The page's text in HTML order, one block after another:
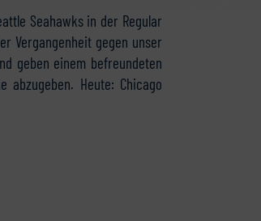
Seahawks in der Regular
Vergangenheit gegen unser
geben einem befreundeten
abzugeben. Heute: Chicago